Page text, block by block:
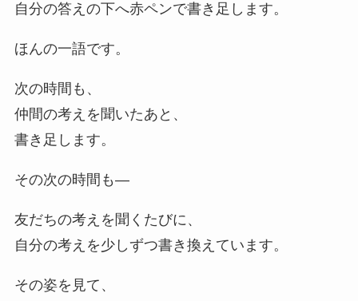
自分の答えの下へ赤ペンで書き足します。
ほんの一語です。
次の時間も、
仲間の考えを聞いたあと、
書き足します。
その次の時間も―
友だちの考えを聞くたびに、
自分の考えを少しずつ書き換えています。
その姿を見て、